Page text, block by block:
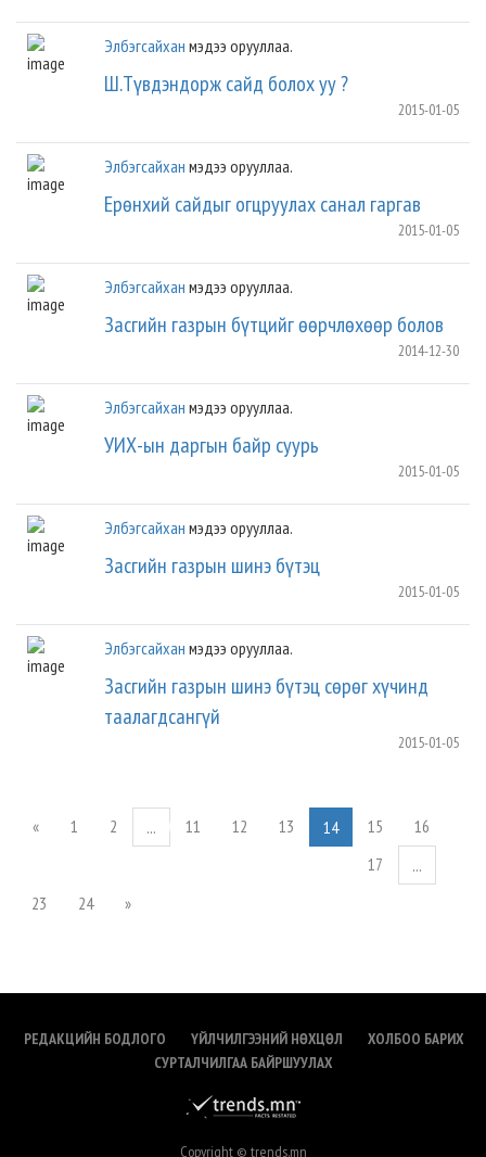
Элбэгсайхан мэдээ орууллаа.
Ш.Түвдэндорж сайд болох уу ?
2015-01-05
Элбэгсайхан мэдээ орууллаа.
Ерөнхий сайдыг огцруулах санал гаргав
2015-01-05
Элбэгсайхан мэдээ орууллаа.
Засгийн газрын бүтцийг өөрчлөхөөр болов
2014-12-30
Элбэгсайхан мэдээ орууллаа.
УИХ-ын даргын байр суурь
2015-01-05
Элбэгсайхан мэдээ орууллаа.
Засгийн газрын шинэ бүтэц
2015-01-05
Элбэгсайхан мэдээ орууллаа.
Засгийн газрын шинэ бүтэц сөрөг хүчинд
таалагдсангүй
2015-01-05
« 1 2 ... 11 12 13 14 15
16
17
...
23
24 »
РЕДАКЦИЙН БОДЛОГО ҮЙЛЧИЛГЭЭНИЙ НӨХЦӨЛ
ХОЛБОО БАРИХ
СУРТАЛЧИЛГАА БАЙРШУУЛАХ
Copyright © trends.mn